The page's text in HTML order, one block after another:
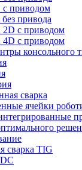
с приводом
привода
с приводом
с приводом
консольного
сварка
ячейки
сварка TIG